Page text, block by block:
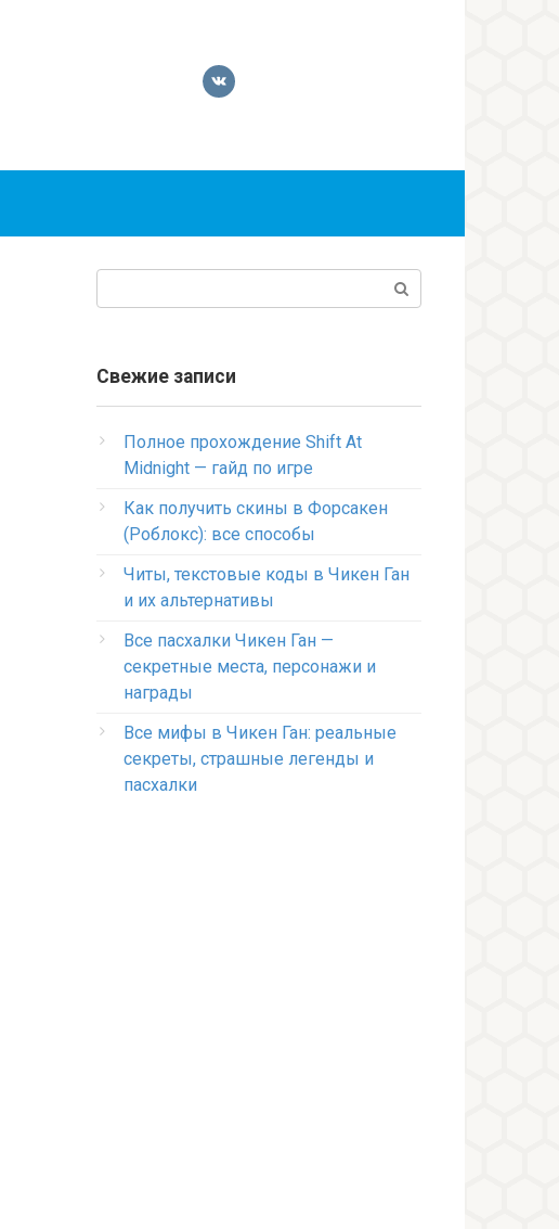
Свежие записи
Полное прохождение Shift At
Midnight — гайд по игре
Как получить скины в Форсакен
(Роблокс): все способы
Читы, текстовые коды в Чикен Ган
и их альтернативы
Все пасхалки Чикен Ган —
секретные места, персонажи и
награды
Все мифы в Чикен Ган: реальные
секреты, страшные легенды и
пасхалки